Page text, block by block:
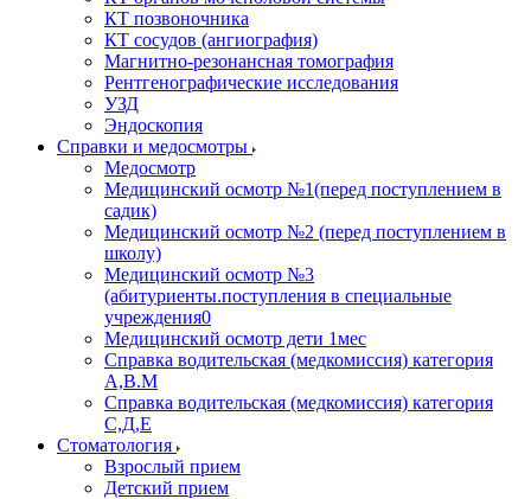
КТ позвоночника
КТ сосудов (ангиография)
Магнитно-резонансная томография
Рентгенографические исследования
УЗД
Эндоскопия
Справки и медосмотры
Медосмотр
Медицинский осмотр №1(перед поступлением в
садик)
Медицинский осмотр №2 (перед поступлением в
школу)
Медицинский осмотр №3
(абитуриенты.поступления в специальные
учреждения0
Медицинский осмотр дети 1мес
Справка водительская (медкомиссия) категория
А,В.М
Справка водительская (медкомиссия) категория
С,Д,Е
Стоматология
Взрослый прием
Детский прием